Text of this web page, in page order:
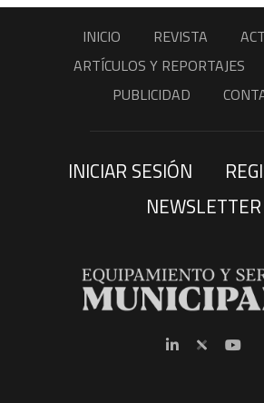
INICIO REVISTA
ARTÍCULOS Y REPORTAJES
PUBLICIDAD
INICIAR SESIÓN
NEWSLETTER